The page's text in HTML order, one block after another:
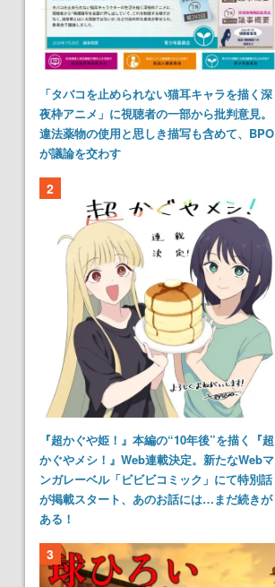
「タバコを止められない猫耳キャラを描く深
夜枠アニメ」に視聴者の一部から批判意見。
違法薬物の使用と思しき描写も含めて、BPO
が議論を交わす
2
『超かぐや姫！』本編の“10年後”を描く『超
かぐやメシ！』Web連載決定。新たなWebマ
ンガレーベル「ビビビコミック」にて特別話
が掲載スタート、あのお話には…まだ続きが
ある！
3